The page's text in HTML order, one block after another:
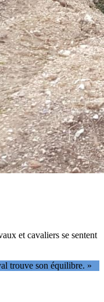
et cavaliers se sentent
trouve son équilibre. »